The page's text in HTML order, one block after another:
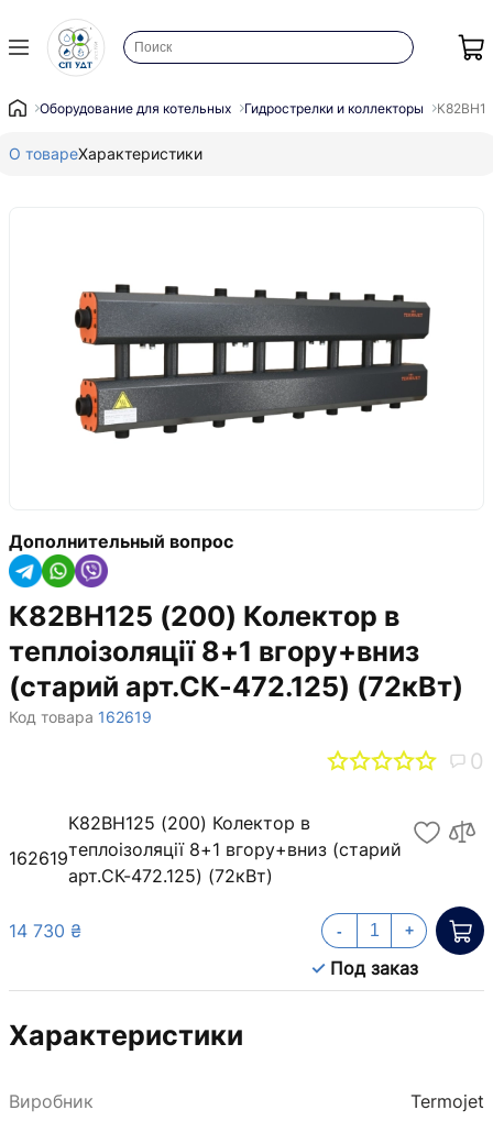
Оборудование для котельных Гидрострелки и коллекторы
О товареХарактеристики
Дополнительный вопрос
К82ВH125 (200) Колектор в
теплоізоляції 8+1 вгору+вниз
(старий арт.СК-472.125) (72кВт)
Код товара 162619
0
162619
К82ВH125 (200) Колектор в
теплоізоляції 8+1 вгору+вниз (старий
арт.СК-472.125) (72кВт)
14 730 ₴
Под заказ
- +
Характеристики
Виробник
Termojet